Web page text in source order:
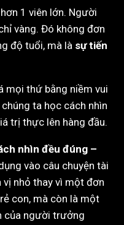
1 viên lớn. Người
vàng. Đó không đơn
độ tuổi, mà là sự tiến
mọi thứ bằng niềm vui
ta học cách nhìn
trị thực lên hàng đầu.
nhìn đều đúng –
vào câu chuyện tài
vị nhỏ thay vì một đơn
con, mà còn là một
của người trưởng